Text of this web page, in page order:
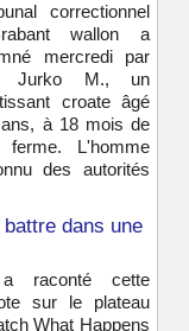
correctionnel
wallon a
mercredi par
Jurko M., un
croate âgé
à 18 mois de
ferme. L'homme
des autorités
dans une
raconté cette
sur le plateau
What Happens